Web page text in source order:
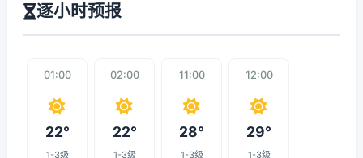
逐小时预报
01:00
22°
1-3级
02:00
22°
1-3级
11:00
28°
1-3级
12:00
29°
1-3级